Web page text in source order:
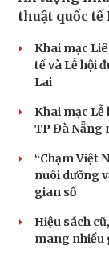
thuật quốc tế
Khai mạc
tế và Lễ hội
Lai
Khai mạc Lễ
TP Đà Nẵng
“Chạm Việt
nuôi dưỡng
gian số
Hiệu sách
mang nhiều